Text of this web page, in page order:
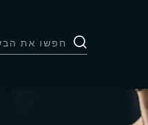
Products
search